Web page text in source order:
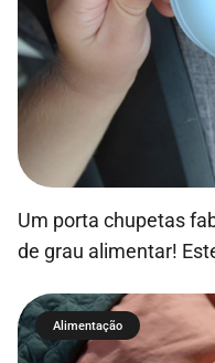
Um porta chupetas
de grau alimentar!
pode se fixar em
malas, sendo portátil
Alimentação